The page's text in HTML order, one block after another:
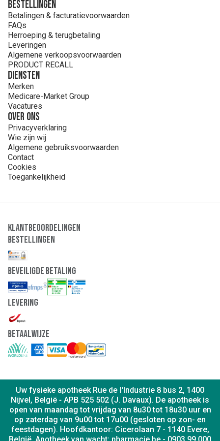
nicotinamide, riboflavine, retinylacetaat, natriumfluoride,
pteroylmonoglutaminezuur, chroomchloride, kaliumjodide,
natriummolybdaat, natriumseleniet, D-biotine, fyllochinon,
cholecalciferol, cyanocobalamine.
**Kleurstof: Mokka (sulfi et-ammoniak of caramel).
Bestellingen
Betalingen & facturatievoorwaarden
FAQs
Herroeping & terugbetaling
Leveringen
Algemene verkoopsvoorwaarden
PRODUCT RECALL
Diensten
Merken
Medicare-Market Group
Vacatures
Over ons
Privacyverklaring
Wie zijn wij
Algemene gebruiksvoorwaarden
Contact
Cookies
Toegankelijkheid
Klantbeoordelingen
Bestellingen
Beveiligde Betaling
Levering
Betaalwijze
Uw fysieke apotheek Rue de l'Industrie 8 bus 2, 1400
Nijvel, België - APB 525 502 (J. Davaux). De apotheek is
open van maandag tot vrijdag van 8u30 tot 18u30 uur en
op zaterdag van 9u00 tot 17u00 (gesloten op zon- en
feestdagen). Hoofdkantoor: Cicerolaan 7 - 1140 Evere,